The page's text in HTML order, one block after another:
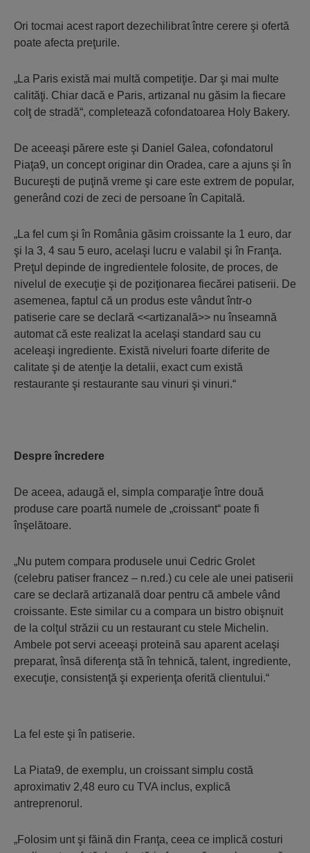
Ori tocmai acest raport dezechilibrat între cerere şi ofertă
poate afecta preţurile.
„La Paris există mai multă competiţie. Dar şi mai multe
calităţi. Chiar dacă e Paris, artizanal nu găsim la fiecare
colţ de stradă“, completează cofondatoarea Holy Bakery.
De aceeaşi părere este şi Daniel Galea, cofondatorul
Piaţa9, un concept originar din Oradea, care a ajuns şi în
Bucureşti de puţină vreme şi care este extrem de popular,
generând cozi de zeci de persoane în Capitală.
„La fel cum şi în România găsim croissante la 1 euro, dar
şi la 3, 4 sau 5 euro, acelaşi lucru e valabil şi în Franţa.
Preţul depinde de ingredientele folosite, de proces, de
nivelul de execuţie şi de poziţionarea fiecărei patiserii. De
asemenea, faptul că un produs este vândut într-o
patiserie care se declară <<artizanală>> nu înseamnă
automat că este realizat la acelaşi standard sau cu
aceleaşi ingrediente. Există niveluri foarte diferite de
calitate şi de atenţie la detalii, exact cum există
restaurante şi restaurante sau vinuri şi vinuri.“
Despre încredere
De aceea, adaugă el, simpla comparaţie între două
produse care poartă numele de „croissant“ poate fi
înşelătoare.
„Nu putem compara produsele unui Cedric Grolet
(celebru patiser francez – n.red.) cu cele ale unei patiserii
care se declară artizanală doar pentru că ambele vând
croissante. Este similar cu a compara un bistro obişnuit
de la colţul străzii cu un restaurant cu stele Michelin.
Ambele pot servi aceeaşi proteină sau aparent acelaşi
preparat, însă diferenţa stă în tehnică, talent, ingrediente,
execuţie, consistenţă şi experienţa oferită clientului.“
La fel este şi în patiserie.
La Piata9, de exemplu, un croissant simplu costă
aproximativ 2,48 euro cu TVA inclus, explică
antreprenorul.
„Folosim unt şi făină din Franţa, ceea ce implică costuri